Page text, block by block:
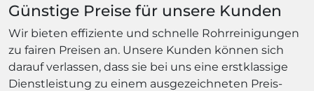
Günstige Preise für unsere Kunden
Wir bieten effiziente und schnelle Rohrreinigungen
zu fairen Preisen an. Unsere Kunden können sich
darauf verlassen, dass sie bei uns eine erstklassige
Dienstleistung zu einem ausgezeichneten Preis-